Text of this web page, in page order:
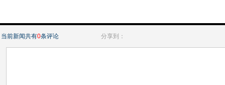
当前新闻共有0条评论 分享到：